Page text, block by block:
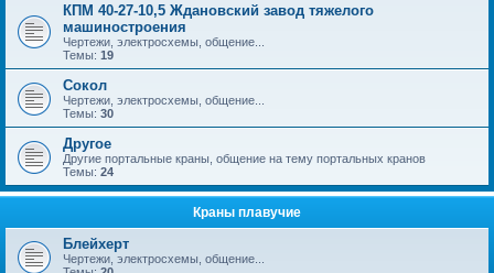
КПМ 40-27-10,5 Ждановский завод тяжелого
машиностроения
Чертежи, электросхемы, общение...
Темы: 19
Сокол
Чертежи, электросхемы, общение...
Темы: 30
Другое
Другие портальные краны, общение на тему портальных кранов
Темы: 24
Краны плавучие
Блейхерт
Чертежи, электросхемы, общение...